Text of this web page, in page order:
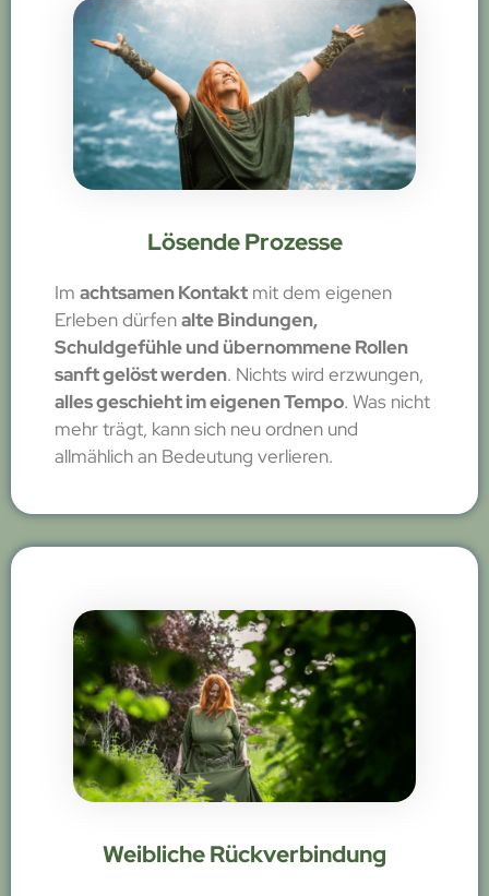
Lösende Prozesse
Im achtsamen Kontakt mit dem eigenen
Erleben dürfenalte Bindungen,
Schuldgefühle und übernommene Rollen
sanft gelöst werden. Nichts wird erzwungen,
alles geschieht im eigenen Tempo. Was nicht
mehr trägt, kann sich neu ordnen und
allmählich an Bedeutung verlieren.
Weibliche Rückverbindung